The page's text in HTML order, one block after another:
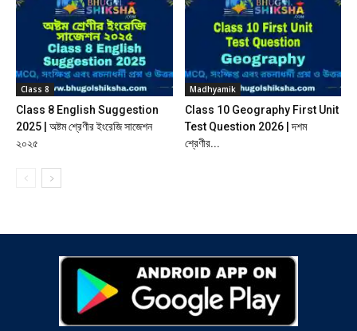
Class 8
Class 8 English Suggestion
2025 | অষ্টম শ্রেণীর ইংরেজি সাজেশন
২০২৫
Madhyamik
Class 10 Geography First Unit
Test Question 2026 | দশম
শ্রেণীর...